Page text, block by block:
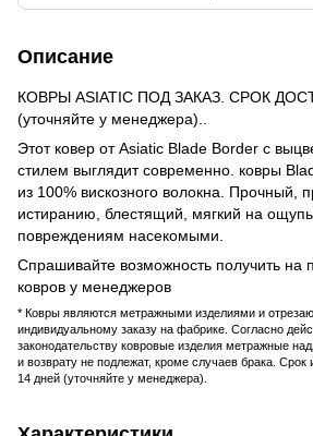
Описание
КОВРЫ ASIATIC ПОД ЗАКАЗ. СРОК
(уточняйте у менеджера)..
Этот ковер от Asiatic Blade Border с
стилем выглядит современно. ковры
из 100% вискозного волокна. Прочный,
истиранию, блестящий, мягкий на
повреждениям насекомыми.
Спрашивайте возможность получить на
ковров у менеджеров
* Ковры являются метражными изделиями и
индивидуальному заказу на фабрике. Согласно
законодательству ковровые изделия метражные
и возврату не подлежат, кроме случаев брака. Срок
14 дней (уточняйте у менеджера).